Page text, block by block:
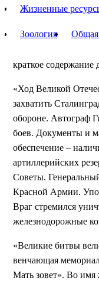
Жизненные
Зоология Общая
краткое содержание
«Ход Великой
захватить
обороне. Автограф
боев. Документы и
обеспечение –
артиллерийских
Советы.
Красной Армии.
Враг стремился
железнодорожные
«Великие битвы
венчающая
Мать зовет». Во